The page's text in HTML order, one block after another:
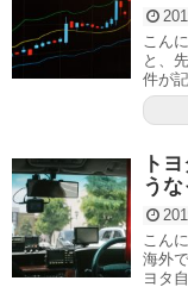
こん
と、
件が
ト
う
こん
海外
ヨタ